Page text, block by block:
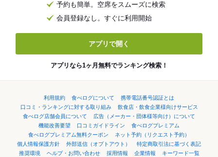
予約も簡単。空席をスムーズに検索
会員登録なし。すぐに利用開始
アプリで開く
アプリなら1ヶ月無料でランキング検索！
利用規約 食べログについて
携帯電話番号認証とは
口コミ・ランキングに対する取り組み
飲食店・飲食企業様向けサービス
食べログ店舗会員について
広告（メーカー・団体様等向け）について
機能改善要望
口コミガイドライン
食べログプレミアム
食べログプレミアム無料クーポン
ネット予約（リクエスト予約）
個人情報保護方針
外部送信（オプトアウト）
特定商取引法に基づく表記
推奨環境
ヘルプ・お問い合わせ 採用情報 企業情報
キーワード一覧